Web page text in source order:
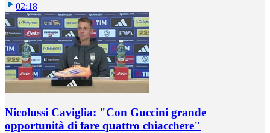
02:18
Nicolussi Caviglia: "Con Guccini grande
opportunità di fare quattro chiacchere"